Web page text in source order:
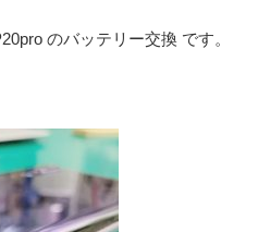
のバッテリー交換 です。